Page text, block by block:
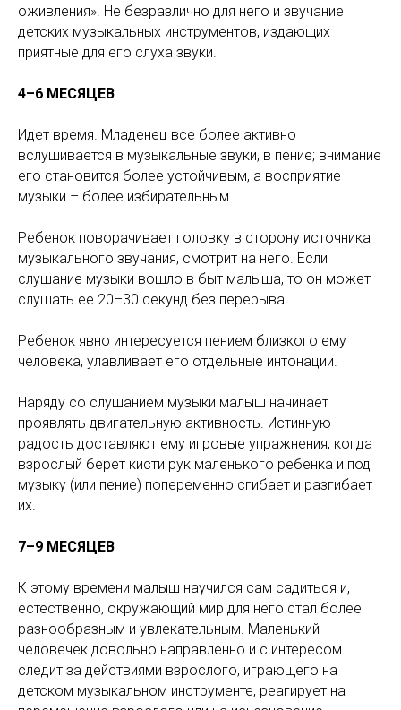
оживления». Не безразлично для него и звучание
детских музыкальных инструментов, издающих
приятные для его слуха звуки.
4–6 МЕСЯЦЕВ
Идет время. Младенец все более активно
вслушивается в музыкальные звуки, в пение; внимание
его становится более устойчивым, а восприятие
музыки – более избирательным.
Ребенок поворачивает головку в сторону источника
музыкального звучания, смотрит на него. Если
слушание музыки вошло в быт малыша, то он может
слушать ее 20–30 секунд без перерыва.
Ребенок явно интересуется пением близкого ему
человека, улавливает его отдельные интонации.
Наряду со слушанием музыки малыш начинает
проявлять двигательную активность. Истинную
радость доставляют ему игровые упражнения, когда
взрослый берет кисти рук маленького ребенка и под
музыку (или пение) попеременно сгибает и разгибает
их.
7–9 МЕСЯЦЕВ
К этому времени малыш научился сам садиться и,
естественно, окружающий мир для него стал более
разнообразным и увлекательным. Маленький
человечек довольно направленно и с интересом
следит за действиями взрослого, играющего на
детском музыкальном инструменте, реагирует на